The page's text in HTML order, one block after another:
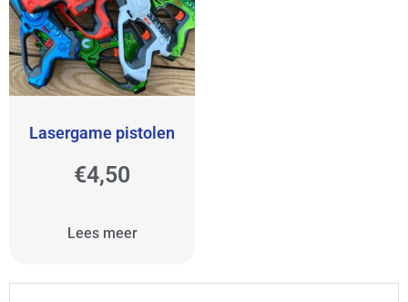
Lasergame pistolen
€4,50
Lees meer